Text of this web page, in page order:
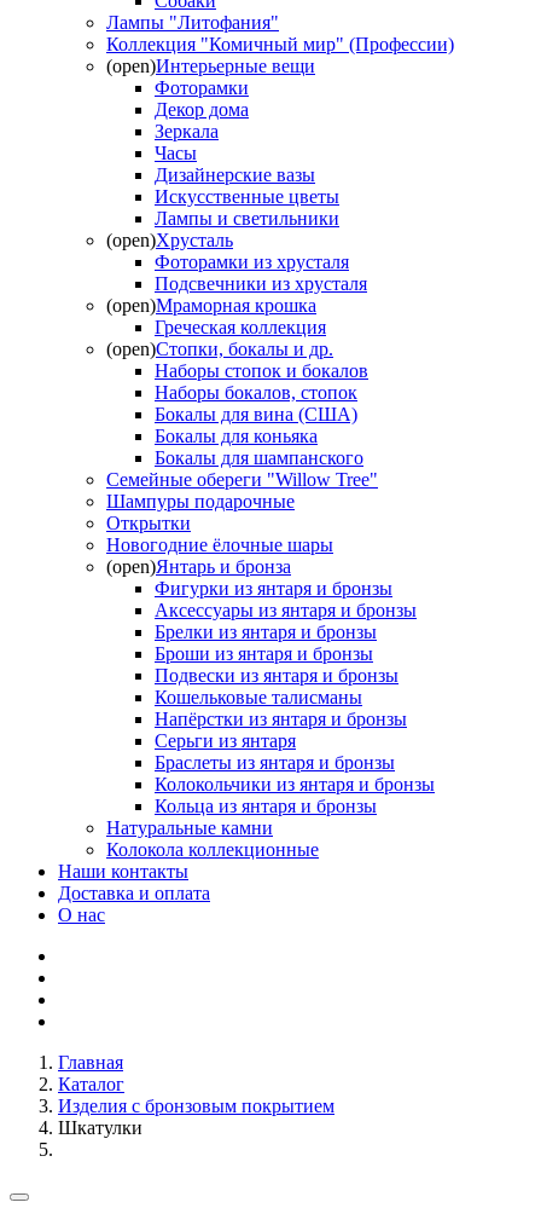
Лампы "Литофания"
Коллекция "Комичный мир" (Профессии)
(open)Интерьерные вещи
Фоторамки
Декор дома
Зеркала
Часы
Дизайнерские вазы
Искусственные цветы
Лампы и светильники
(open)Хрусталь
Фоторамки из хрусталя
Подсвечники из хрусталя
(open)Мраморная крошка
Греческая коллекция
(open)Стопки, бокалы и др.
Наборы стопок и бокалов
Наборы бокалов, стопок
Бокалы для вина (США)
Бокалы для коньяка
Бокалы для шампанского
Семейные обереги "Willow Tree"
Шампуры подарочные
Открытки
Новогодние ёлочные шары
(open)Янтарь и бронза
Фигурки из янтаря и бронзы
Аксессуары из янтаря и бронзы
Брелки из янтаря и бронзы
Броши из янтаря и бронзы
Подвески из янтаря и бронзы
Кошельковые талисманы
Напёрстки из янтаря и бронзы
Серьги из янтаря
Браслеты из янтаря и бронзы
Колокольчики из янтаря и бронзы
Кольца из янтаря и бронзы
Натуральные камни
Колокола коллекционные
Наши контакты
Доставка и оплата
О нас
Главная
Каталог
Изделия с бронзовым покрытием
Шкатулки